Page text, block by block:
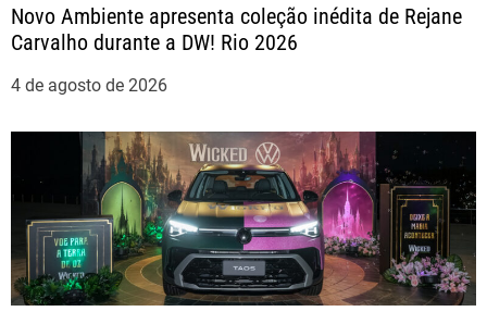
Novo Ambiente apresenta coleção inédita de Rejane
Carvalho durante a DW! Rio 2026
4 de agosto de 2026